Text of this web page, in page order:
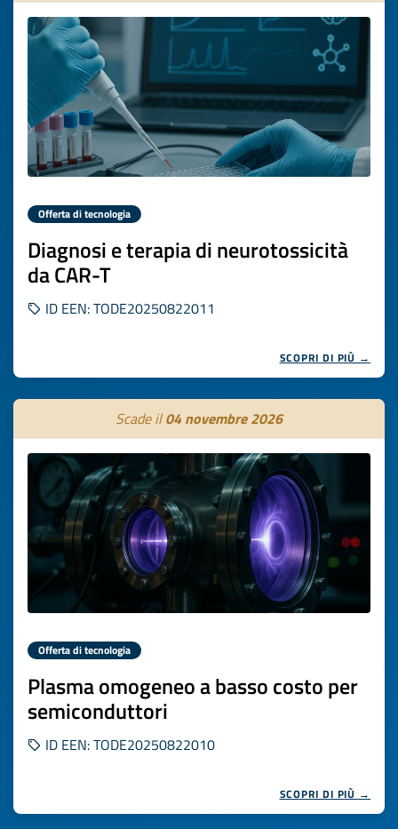
Offerta di tecnologia
Diagnosi e terapia di neurotossicità
da CAR-T
ID EEN: TODE20250822011
SCOPRI DI PIÙ →
Scade il04 novembre 2026
Offerta di tecnologia
Plasma omogeneo a basso costo per
semiconduttori
ID EEN: TODE20250822010
SCOPRI DI PIÙ →